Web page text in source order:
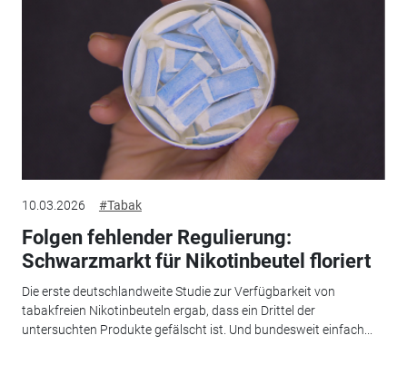
10.03.2026 #Tabak
Folgen fehlender Regulierung:
Schwarzmarkt für Nikotinbeutel floriert
Die erste deutschlandweite Studie zur Verfügbarkeit von
tabakfreien Nikotinbeuteln ergab, dass ein Drittel der
untersuchten Produkte gefälscht ist. Und bundesweit einfach...